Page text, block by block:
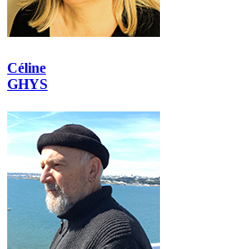
Céline
GHYS